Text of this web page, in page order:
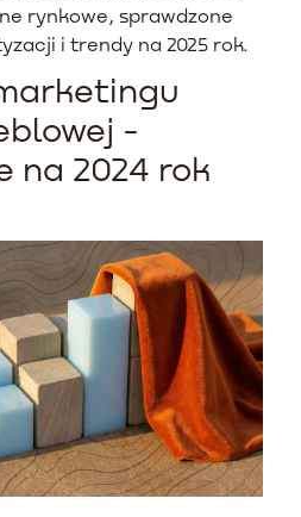
rynkowe, sprawdzone
i trendy na 2025 rok.
-
na 2024 rok